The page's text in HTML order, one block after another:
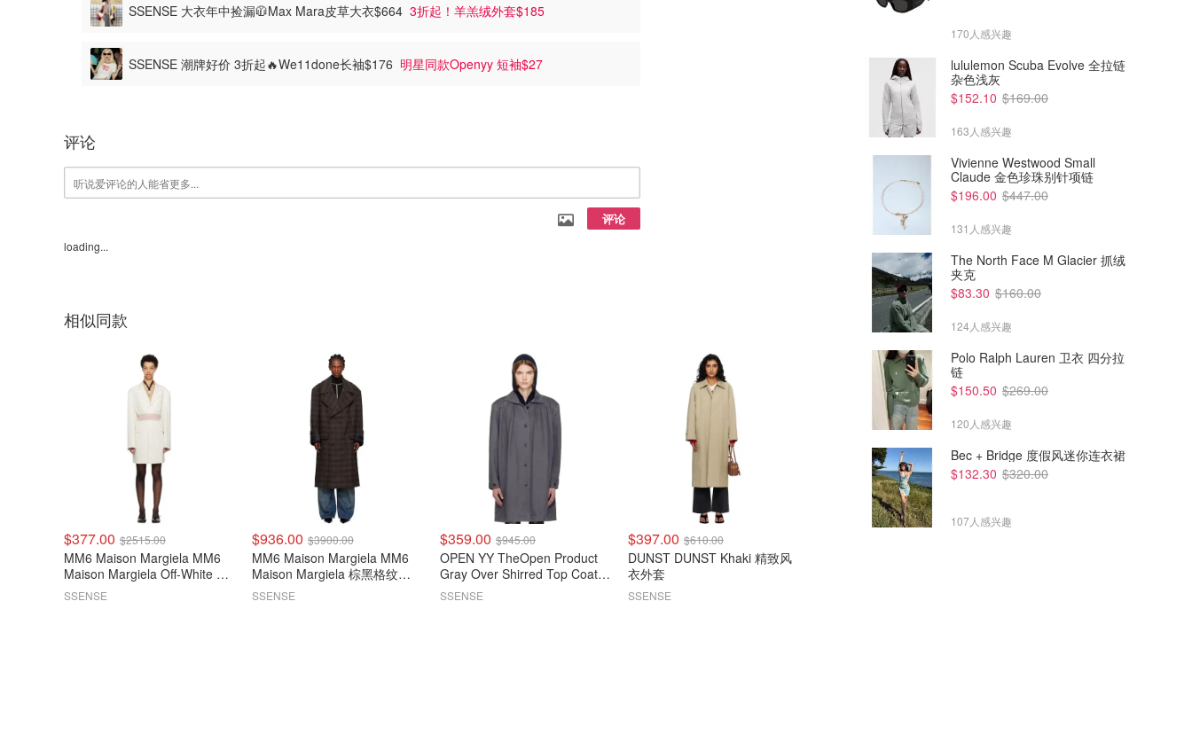
SSENSE 大衣年中捡漏🧥Max Mara皮草大衣$664 3折起！羊羔绒外套$185
SSENSE 潮牌好价 3折起🔥We11done长袖$176 明星同款Openyy 短袖$27
评论
评论
loading...
相似同款
$377.00 $2515.00
MM6 Maison Margiela MM6
Maison Margiela Off-White 单
排扣大衣
SSENSE
$936.00 $3900.00
MM6 Maison Margiela MM6
Maison Margiela 棕黑格纹大
衣
SSENSE
$359.00 $945.00
OPEN YY TheOpen Product
Gray Over Shirred Top Coat
灰色长款外套
SSENSE
$397.00 $610.00
DUNST DUNST Khaki 精致风
衣外套
SSENSE
170人感兴趣
lululemon Scuba Evolve 全拉链
杂色浅灰
$152.10 $169.00
163人感兴趣
Vivienne Westwood Small
Claude 金色珍珠别针项链
$196.00 $447.00
131人感兴趣
The North Face M Glacier 抓绒
夹克
$83.30 $160.00
124人感兴趣
Polo Ralph Lauren 卫衣 四分拉
链
$150.50 $269.00
120人感兴趣
Bec + Bridge 度假风迷你连衣裙
$132.30 $320.00
107人感兴趣